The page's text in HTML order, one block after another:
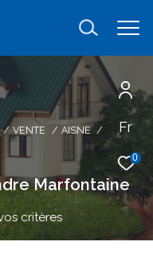
Fr
0
VENTE
AISNE
Marfontaine
critères
à vos